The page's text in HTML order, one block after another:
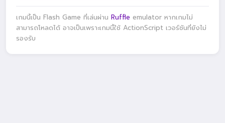
เกมนี้เป็น Flash Game ที่เล่นผ่าน Ruffle emulator หากเกมไม่
สามารถโหลดได้ อาจเป็นเพราะเกมนี้ใช้ ActionScript เวอร์ชันที่ยังไม่
รองรับ